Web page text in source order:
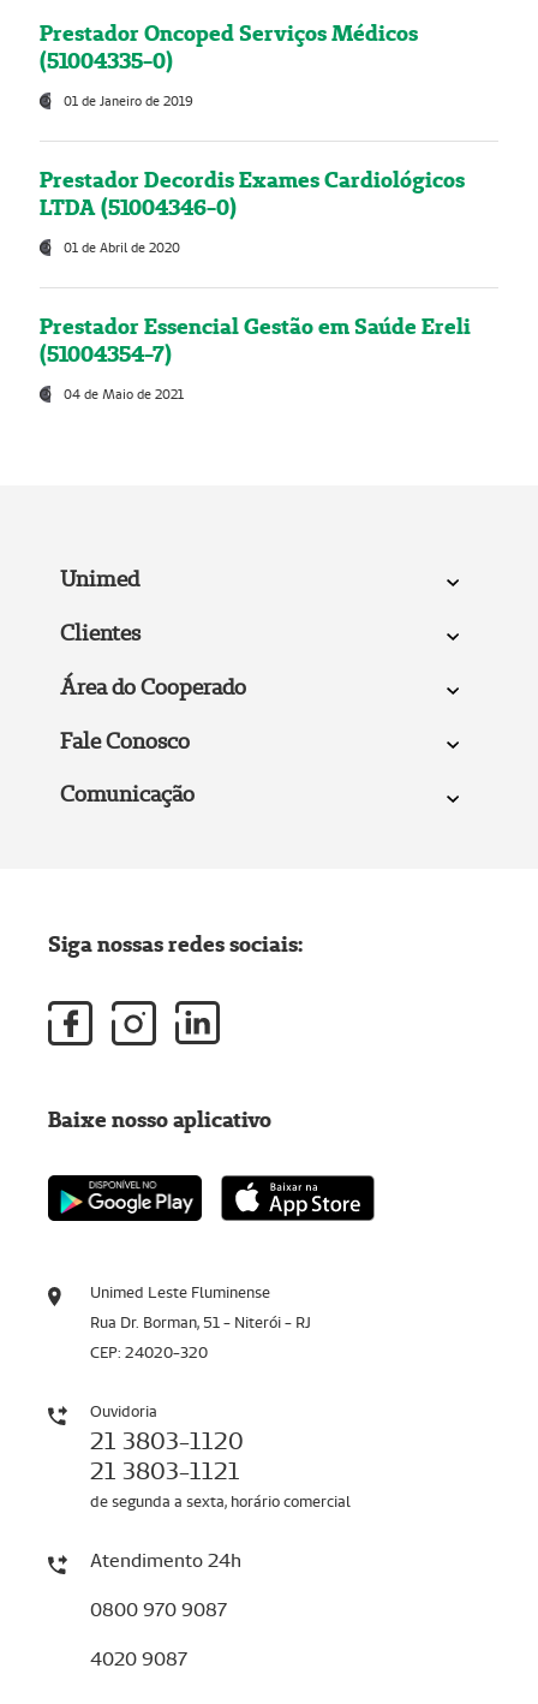
Prestador Oncoped Serviços Médicos
(51004335-0)
01 de Janeiro de 2019
Prestador Decordis Exames Cardiológicos
LTDA (51004346-0)
01 de Abril de 2020
Prestador Essencial Gestão em Saúde Ereli
(51004354-7)
04 de Maio de 2021
Unimed
Clientes
Área do Cooperado
Fale Conosco
Comunicação
Unimed Leste Fluminense
Rua Dr. Borman, 51 - Niterói - RJ
CEP: 24020-320
Ouvidoria
21 3803-1120
21 3803-1121
de segunda a sexta, horário comercial
Atendimento 24h
0800 970 9087
4020 9087
Siga nossas redes sociais:
Baixe nosso aplicativo